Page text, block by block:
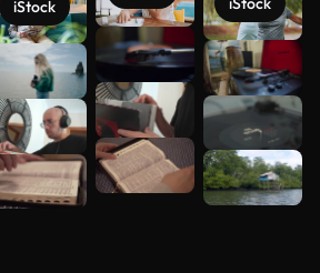
iStock
Meer
bekijken